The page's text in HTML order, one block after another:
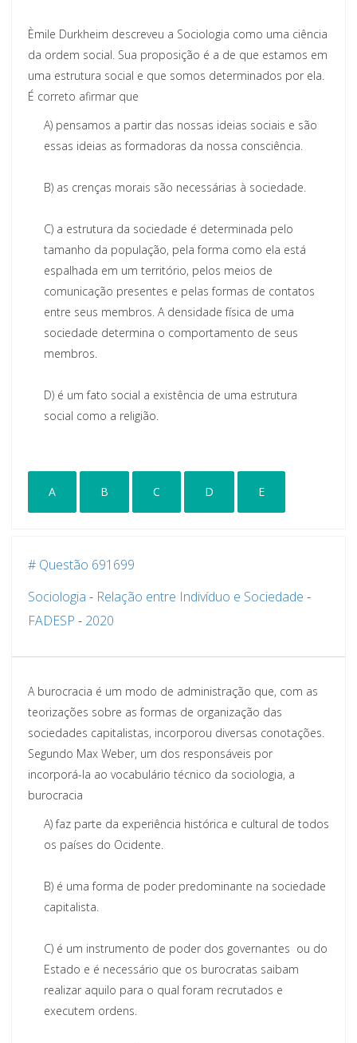
Èmile Durkheim descreveu a Sociologia como uma ciência
da ordem social. Sua proposição é a de que estamos em
uma estrutura social e que somos determinados por ela.
É correto afirmar que
A) pensamos a partir das nossas ideias sociais e são
essas ideias as formadoras da nossa consciência.
B) as crenças morais são necessárias à sociedade.
C) a estrutura da sociedade é determinada pelo
tamanho da população, pela forma como ela está
espalhada em um território, pelos meios de
comunicação presentes e pelas formas de contatos
entre seus membros. A densidade física de uma
sociedade determina o comportamento de seus
membros.
D) é um fato social a existência de uma estrutura
social como a religião.
A B C D E
# Questão 691699
Sociologia - Relação entre Indivíduo e Sociedade -
FADESP - 2020
A burocracia é um modo de administração que, com as
teorizações sobre as formas de organização das
sociedades capitalistas, incorporou diversas conotações.
Segundo Max Weber, um dos responsáveis por
incorporá-la ao vocabulário técnico da sociologia, a
burocracia
A) faz parte da experiência histórica e cultural de todos
os países do Ocidente.
B) é uma forma de poder predominante na sociedade
capitalista.
C) é um instrumento de poder dos governantes ou do
Estado e é necessário que os burocratas saibam
realizar aquilo para o qual foram recrutados e
executem ordens.